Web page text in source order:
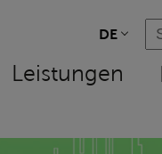
DE
Leistungen